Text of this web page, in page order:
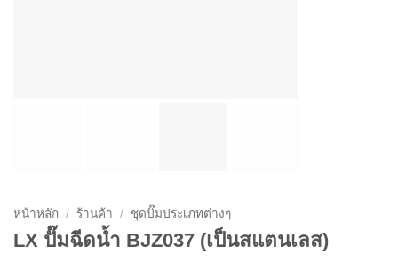
หน้าหลัก / ร้านค้า / ชุดปั๊มประเภทต่างๆ
LX ปั๊มฉีดน้ำ BJZ037 (เป็นสแตนเลส)